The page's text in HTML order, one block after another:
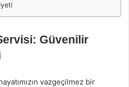
Güvenilir
vazgeçilmez bir